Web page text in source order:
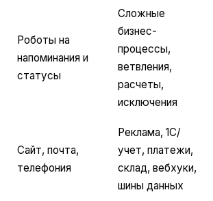
Роботы на
напоминания и
статусы
Сложные
бизнес-
процессы,
ветвления,
расчеты,
исключения
Сайт, почта,
телефония
Реклама, 1С/
учет, платежи,
склад, вебхуки,
шины данных